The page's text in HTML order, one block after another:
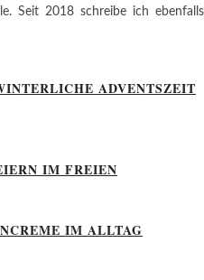
Seit 2018 schreibe ich ebenfalls
ADVENTSZEIT
IM FREIEN
IM ALLTAG